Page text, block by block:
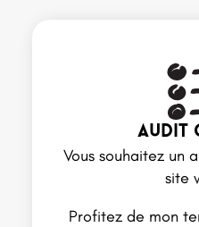
audit
Vous souhaitez un
site
Profitez de mon